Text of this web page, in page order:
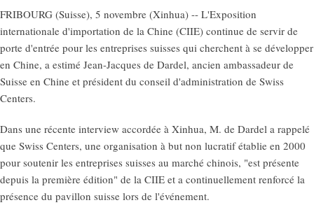
FRIBOURG (Suisse), 5 novembre (Xinhua) -- L'Exposition
internationale d'importation de la Chine (CIIE) continue de servir de
porte d'entrée pour les entreprises suisses qui cherchent à se développer
en Chine, a estimé Jean-Jacques de Dardel, ancien ambassadeur de
Suisse en Chine et président du conseil d'administration de Swiss
Centers.
Dans une récente interview accordée à Xinhua, M. de Dardel a rappelé
que Swiss Centers, une organisation à but non lucratif établie en 2000
pour soutenir les entreprises suisses au marché chinois, "est présente
depuis la première édition" de la CIIE et a continuellement renforcé la
présence du pavillon suisse lors de l'événement.